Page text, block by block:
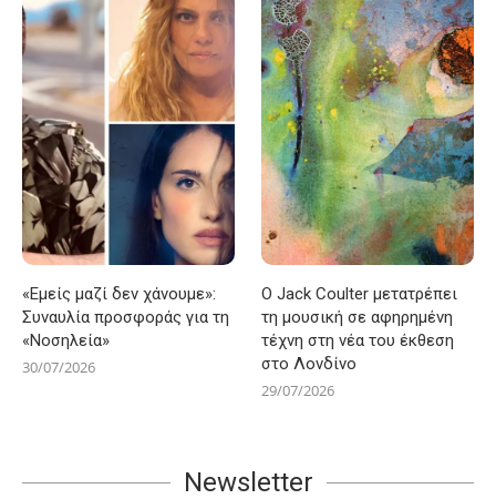
«Εμείς μαζί δεν χάνουμε»:
Συναυλία προσφοράς για τη
«Νοσηλεία»
30/07/2026
Ο Jack Coulter μετατρέπει
τη μουσική σε αφηρημένη
τέχνη στη νέα του έκθεση
στο Λονδίνο
29/07/2026
Newsletter